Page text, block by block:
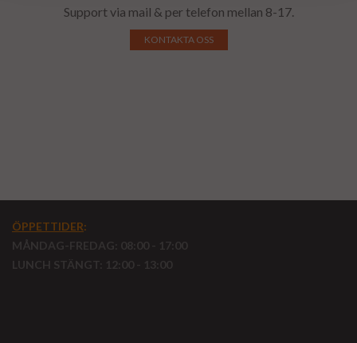
Support via mail & per telefon mellan 8-17.
KONTAKTA OSS
ÖPPETTIDER:
MÅNDAG-FREDAG: 08:00 - 17:00
LUNCH STÄNGT: 12:00 - 13:00